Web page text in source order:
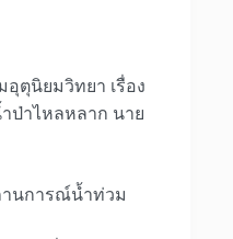
ตุนิยมวิทยา เรื่อง
ป่าไหลหลาก นาย
านการณ์น้ำท่วม